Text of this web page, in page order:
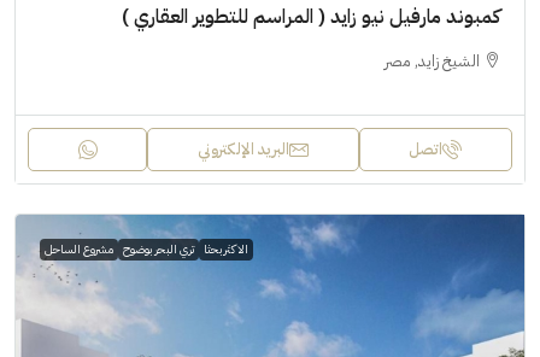
كمبوند مارفيل نيو زايد ( المراسم للتطوير العقاري )
الشيخ زايد, مصر
اتصل البريد الإلكتروني
الاكثر بحثا تري البحر بوضوح مشروع الساحل